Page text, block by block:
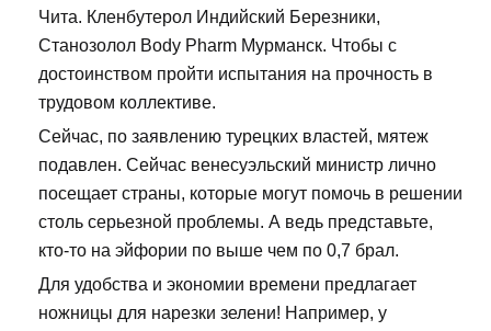
Чита. Кленбутерол Индийский Березники,
Станозолол Body Pharm Мурманск. Чтобы с
достоинством пройти испытания на прочность в
трудовом коллективе.
Сейчас, по заявлению турецких властей, мятеж
подавлен. Сейчас венесуэльский министр лично
посещает страны, которые могут помочь в решении
столь серьезной проблемы. А ведь представьте,
кто-то на эйфории по выше чем по 0,7 брал.
Для удобства и экономии времени предлагает
ножницы для нарезки зелени! Например, у